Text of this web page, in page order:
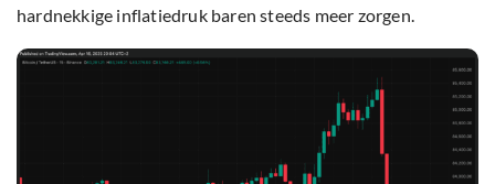
hardnekkige inflatiedruk baren steeds meer zorgen.